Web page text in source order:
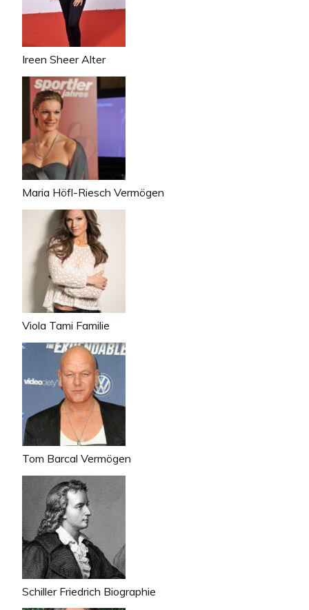
Ireen Sheer Alter
Maria Höfl-Riesch Vermögen
Viola Tami Familie
Tom Barcal Vermögen
Schiller Friedrich Biographie